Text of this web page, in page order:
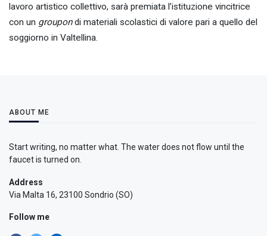
lavoro artistico collettivo, sarà premiata l’istituzione vincitrice
con un groupondi materiali scolastici di valore pari a quello del
soggiorno in Valtellina.
ABOUT ME
Start writing, no matter what. The water does not flow until the
faucet is turned on.
Address
Via Malta 16, 23100 Sondrio (SO)
Follow me